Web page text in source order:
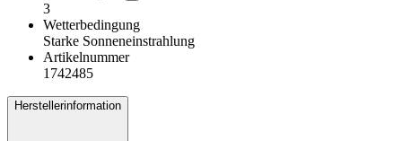
3
Wetterbedingung
Starke Sonneneinstrahlung
Artikelnummer
1742485
Herstellerinformation